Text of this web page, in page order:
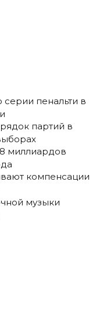
пенальти в
партий в
миллиардов
компенсации
музыки